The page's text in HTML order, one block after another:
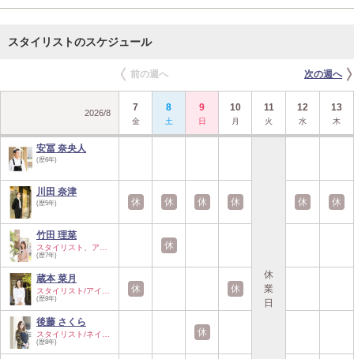
スタイリストのスケジュール
前の週へ 次の週へ
2026/8 7
金
8
土
9
日
10
月
11
火
12
水
13
木
安冨 奈央人
(歴6年)
川田 奈津
(歴5年)
竹田 理菜
スタイリスト、アイ…
(歴7年)
蔵本 菜月
スタイリスト/アイ…
(歴8年)
後藤 さくら
スタイリスト/ネイ…
(歴8年)
休
業
日
休 休 休 休 休 休
休
休 休
休